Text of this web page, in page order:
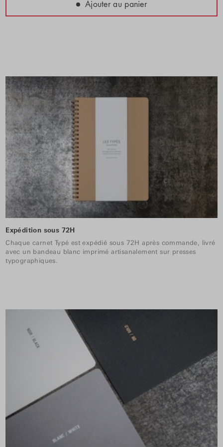
Ajouter au panier
Expédition sous 72H
Chaque carnet Typé est expédié sous 72H après commande, livré
avec un bandeau blanc imprimé artisanalement sur presses
typographiques.